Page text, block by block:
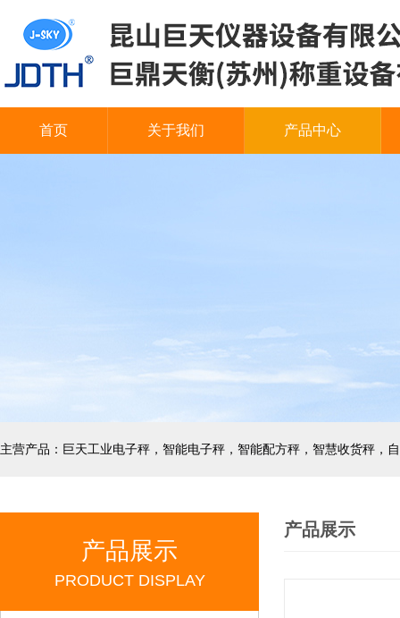
首页 关于我们 产品中心
产品展示
PRODUCT DISPLAY
产品展示